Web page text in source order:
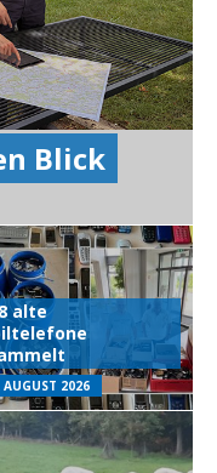
Blick
alte
AUGUST 2026